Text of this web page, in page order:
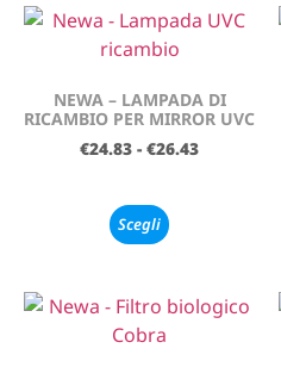
NEWA – LAMPADA DI
RICAMBIO PER MIRROR UVC
€24.83 - €26.43
Scegli